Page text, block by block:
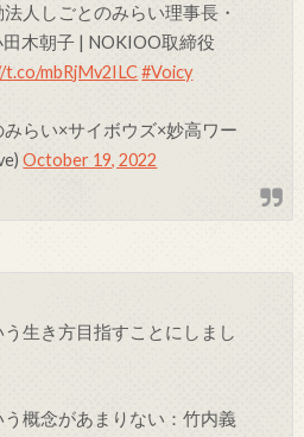
人しごとのみらい理事長・
木朝子 | NOKIOO取締役
mbRjMv2ILC #Voicy
らい×サイボウズ×妙高ワー
October 19, 2022
生き方目指すことにしまし
概念があまりない：竹内義